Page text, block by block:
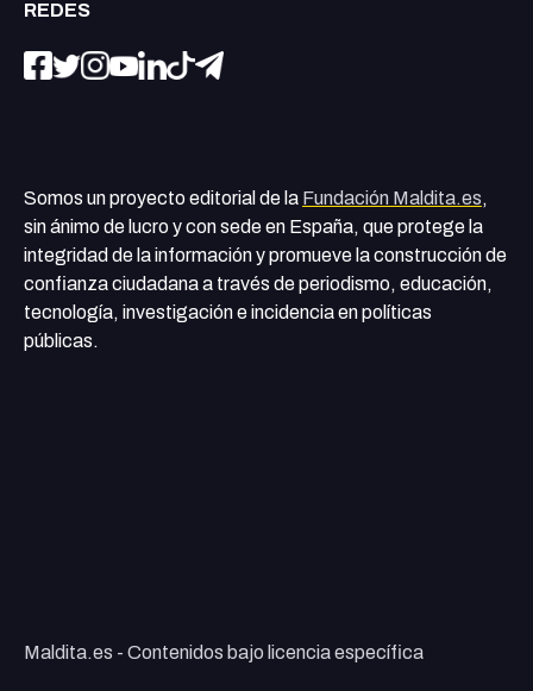
REDES
Somos un proyecto editorial de la Fundación Maldita.es,
sin ánimo de lucro y con sede en España, que protege la
integridad de la información y promueve la construcción de
confianza ciudadana a través de periodismo, educación,
tecnología, investigación e incidencia en políticas
públicas.
Maldita.es - Contenidos bajo licencia específica